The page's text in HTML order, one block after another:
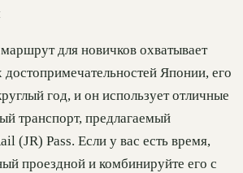
для новичков охватывает
Японии, его
год, и он использует отличные
транспорт, предлагаемый
(JR) Pass. Если у вас есть время,
проездной и комбинируйте его с